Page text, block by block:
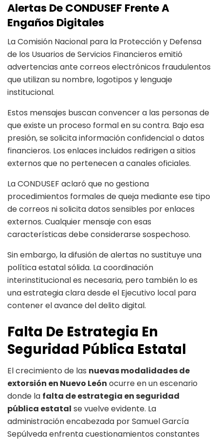
Alertas De CONDUSEF Frente A
Engaños Digitales
La Comisión Nacional para la Protección y Defensa
de los Usuarios de Servicios Financieros emitió
advertencias ante correos electrónicos fraudulentos
que utilizan su nombre, logotipos y lenguaje
institucional.
Estos mensajes buscan convencer a las personas de
que existe un proceso formal en su contra. Bajo esa
presión, se solicita información confidencial o datos
financieros. Los enlaces incluidos redirigen a sitios
externos que no pertenecen a canales oficiales.
La CONDUSEF aclaró que no gestiona
procedimientos formales de queja mediante ese tipo
de correos ni solicita datos sensibles por enlaces
externos. Cualquier mensaje con esas
características debe considerarse sospechoso.
Sin embargo, la difusión de alertas no sustituye una
política estatal sólida. La coordinación
interinstitucional es necesaria, pero también lo es
una estrategia clara desde el Ejecutivo local para
contener el avance del delito digital.
Falta De Estrategia En
Seguridad Pública Estatal
El crecimiento de las nuevas modalidades de
extorsión en Nuevo León ocurre en un escenario
donde la falta de estrategia en seguridad
pública estatal se vuelve evidente. La
administración encabezada por Samuel García
Sepúlveda enfrenta cuestionamientos constantes